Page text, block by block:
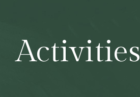
Activities